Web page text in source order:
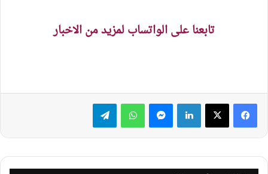
تابعنا على الواتساب لمزيد من الاخبار
لينكدإن ماسنجر واتساب تيلقرام